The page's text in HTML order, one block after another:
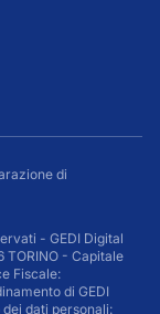
di
- GEDI Digital
TORINO - Capitale
Fiscale:
di GEDI
dati personali: